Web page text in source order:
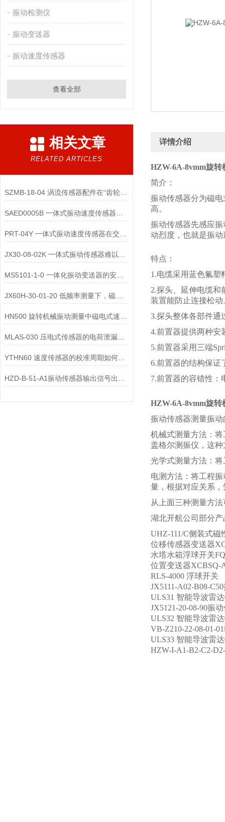
振动检测仪
振动变送器
振动速度传感器
查看全部
相关文章
RELATED ARTICLES
SZMB-18-04 涡流传感器配件在“齿轮箱与低速重载机械”监测中的应用
MS5101-1-0 一体化振动变送器的安装位置选择对测量精度的影响有哪些？
JX60H-30-01-20 低频率测量下，磁电式一体化振动变送器的选型注意事项？
MLAS-030 压电式传感器的电荷泄漏机制是什么？
YTHN60 速度传感器的校准周期如何确定？
详情介绍
HZW-6A-8vmm旋转
简介：
振动传感器分为磁
高。
振动传感器先感应
动烈度，也就是振
特点：
1.电缆采用蓝色氟塑
2.探头、延伸电缆和
装置能防止连接松
3.探头整体各部件通
4.前置器提供两种安
5.前置器采用三端
6.前置器的结构保证
7.前置器的容错性：
HZW-6A-8vmm旋转
振动传感器测量振
机械式测量方法：
盖格尔测振仪，这
光学式测量方法：
电测方法：将工程
量，根据对应关系
从上面三种测量方
湖北开航公司部分产
UHZ-111/C侧装式磁
位移传感器变送器
水塔水箱浮球开关
位置变送器XCBSQ-
RLS-4000 浮球开关
JX5111-A02-B08-
ULS31 智能导波雷
JX5121-20-08-90振
ULS32 智能导波雷
VB-Z210-22-08-01-
ULS33 智能导波雷
HZW-I-A1-B2-C2-